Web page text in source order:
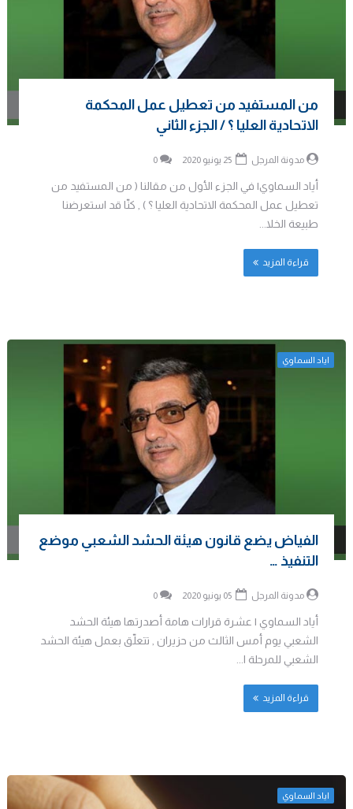
من المستفيد من تعطيل عمل المحكمة
الاتحادية العليا ؟ / الجزء الثاني
مدونة المرجل 0
أياد السماوي| في الجزء الأول من مقالنا ( من المستفيد من
تعطيل عمل المحكمة الاتحادية العليا ؟ ) , كنّا قد استعرضنا
طبيعة الخلا...
قراءة المزيد
اياد السماوي
الفياض يضع قانون هيئة الحشد الشعبي موضع
التنفيذ …
مدونة المرجل 0
أياد السماوي | عشرة قرارات هامة أصدرتها هيئة الحشد
الشعبي يوم أمس الثالث من حزيران , تتعلّق بعمل هيئة الحشد
الشعبي للمرحلة ا...
قراءة المزيد
اياد السماوي